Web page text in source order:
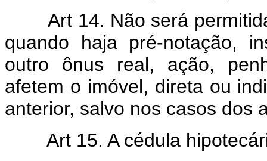
Art 14. Não será
quando haja pré-notação,
outro ônus real, ação,
afetem o imóvel, direta ou
anterior, salvo nos casos dos
Art 15. A cédula